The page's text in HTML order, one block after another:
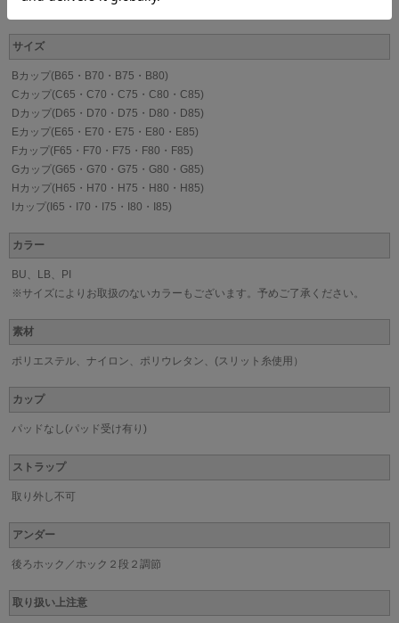
サイズ
Bカップ(B65・B70・B75・B80)
Cカップ(C65・C70・C75・C80・C85)
Dカップ(D65・D70・D75・D80・D85)
Eカップ(E65・E70・E75・E80・E85)
Fカップ(F65・F70・F75・F80・F85)
Gカップ(G65・G70・G75・G80・G85)
Hカップ(H65・H70・H75・H80・H85)
Iカップ(I65・I70・I75・I80・I85)
カラー
BU、LB、PI
※サイズによりお取扱のないカラーもございます。予めご了承ください。
素材
ポリエステル、ナイロン、ポリウレタン、(スリット糸使用）
カップ
パッドなし(パッド受け有り)
ストラップ
取り外し不可
アンダー
後ろホック／ホック２段２調節
取り扱い上注意